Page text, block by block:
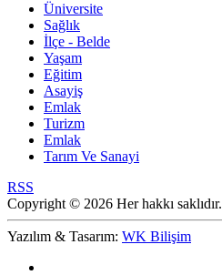
Üniversite
Sağlık
İlçe - Belde
Yaşam
Eğitim
Asayiş
Emlak
Turizm
Emlak
Tarım Ve Sanayi
RSS
Copyright © 2026 Her hakkı saklıdır.
Yazılım & Tasarım: WK Bilişim